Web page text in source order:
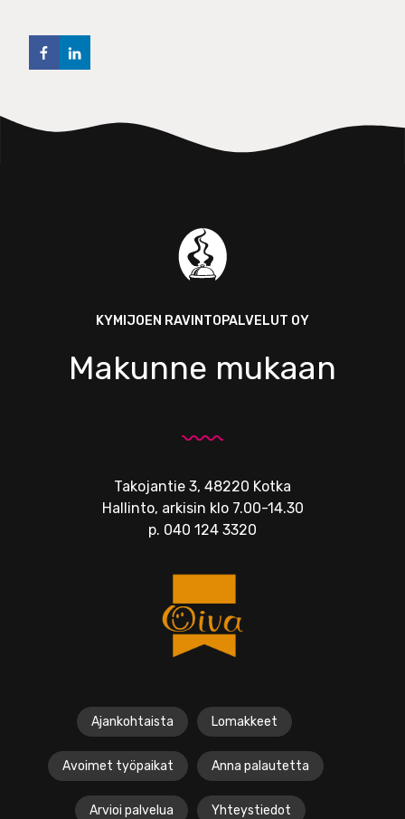
KYMIJOEN RAVINTOPALVELUT OY
Makunne mukaan
Takojantie 3, 48220 Kotka
Hallinto, arkisin klo 7.00-14.30
p. 040 124 3320
Ajankohtaista Lomakkeet
Avoimet työpaikat Anna palautetta
Arvioi palvelua Yhteystiedot